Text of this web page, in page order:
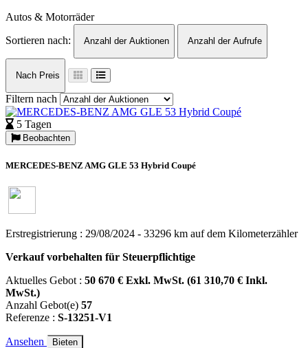
Autos & Motorräder
Sortieren nach:
Anzahl der Auktionen Anzahl der Aufrufe
Nach Preis
Filtern nach
5 Tagen
Beobachten
MERCEDES-BENZ AMG GLE 53 Hybrid Coupé
Erstregistrierung : 29/08/2024 - 33296 km auf dem Kilometerzähler
Verkauf vorbehalten für Steuerpflichtige
Aktuelles Gebot : 50 670 € Exkl. MwSt. (61 310,70 € Inkl.
MwSt.)
Anzahl Gebot(e) 57
Referenze : S-13251-V1
Ansehen Bieten